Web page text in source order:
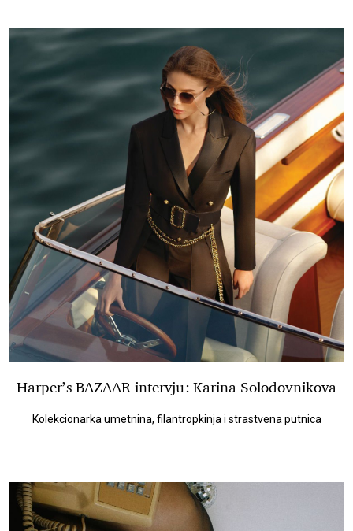
Harper’s BAZAAR intervju: Karina Solodovnikova
Kolekcionarka umetnina, filantropkinja i strastvena putnica